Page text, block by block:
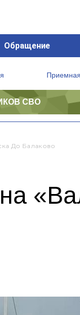
Обращение
Приемная
СВО
До Балаково